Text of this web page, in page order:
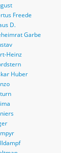
Freede
D.
Garbe
Heinz
Huber